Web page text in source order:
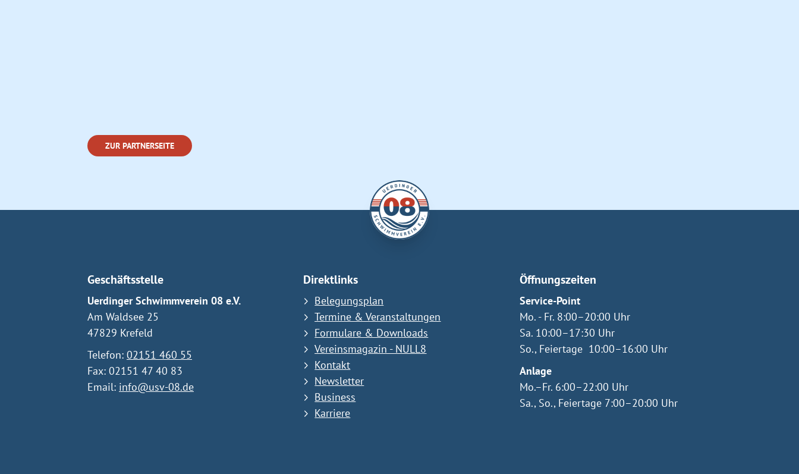
ZUR PARTNERSEITE
Geschäftsstelle
Uerdinger Schwimmverein 08 e.V.
Am Waldsee 25
47829 Krefeld
Telefon: 02151 460 55
Fax: 02151 47 40 83
Email: info@usv-08.de
Direktlinks
Belegungsplan
Termine & Veranstaltungen
Formulare & Downloads
Vereinsmagazin - NULL8
Kontakt
Newsletter
Business
Karriere
Öffnungszeiten
Service-Point
Mo. - Fr. 8:00–20:00 Uhr
Sa. 10:00–17:30 Uhr
So., Feiertage 10:00–16:00 Uhr
Anlage
Mo.–Fr. 6:00–22:00 Uhr
Sa., So., Feiertage 7:00–20:00 Uhr